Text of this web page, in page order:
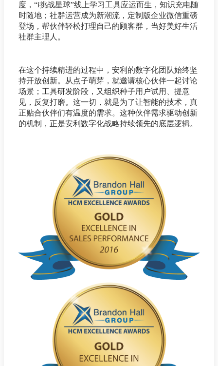
度，“i挑战星球”线上学习工具应运而生，知识充电随
时随地；社群运营成为新潮流，定制版企业微信重磅
登场，帮伙伴轻松打理自己的顾客群，当好美好生活
社群主理人。
在这个持续精进的过程中，安利的数字化团队始终坚
持开放创新。从点子萌芽，就邀请核心伙伴一起讨论
场景；工具研发阶段，又组织种子用户试用、提意
见，反复打磨。这一切，就是为了让智能的技术，真
正贴合伙伴们有温度的需求。这种伙伴需求驱动创新
的机制，正是安利数字化战略持续领先的底层逻辑。